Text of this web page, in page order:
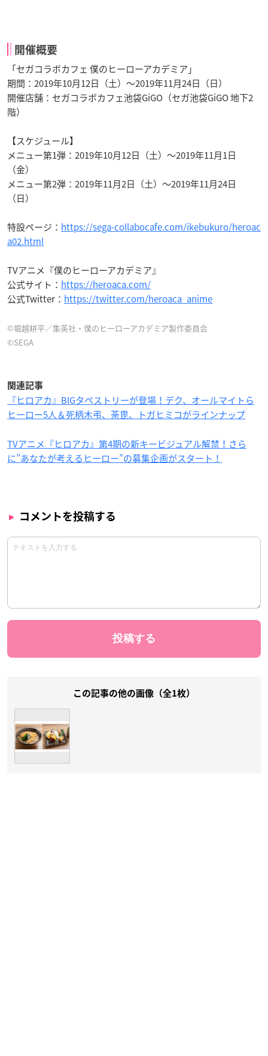
開催概要
「セガコラボカフェ 僕のヒーローアカデミア」
期間：2019年10月12日（土）～2019年11月24日（日）
開催店舗：セガコラボカフェ池袋GiGO（セガ池袋GiGO 地下2
階）
【スケジュール】
メニュー第1弾：2019年10月12日（土）～2019年11月1日
（金）
メニュー第2弾：2019年11月2日（土）～2019年11月24日
（日）
特設ページ： https://sega-collabocafe.com/ikebukuro/heroac
a02.html
TVアニメ『僕のヒーローアカデミア』
公式サイト： https://heroaca.com/
公式Twitter： https://twitter.com/heroaca_anime
©堀越耕平／集英社・僕のヒーローアカデミア製作委員会
©SEGA
関連記事
『ヒロアカ』BIGタペストリーが登場！デク、オールマイトら
ヒーロー5人＆死柄木弔、荼毘、トガヒミコがラインナップ
TVアニメ『ヒロアカ』第4期の新キービジュアル解禁！さら
に”あなたが考えるヒーロー”の募集企画がスタート！
コメントを投稿する
この記事の他の画像（全1枚）